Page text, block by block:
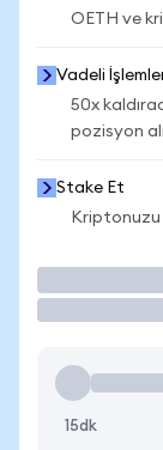
OETH ve
Vadeli
50x
pozisyon
Stake Et
Kriptonuzu
15dk